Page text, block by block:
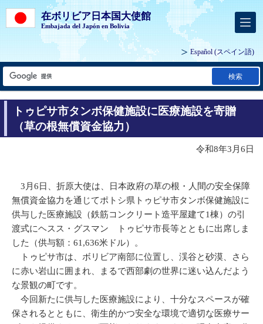
在ボリビア日本国大使館
Embajada del Japón en Bolivia
Español(スペイン語)
検索
トゥピサ市タンボ保健施設に医療施設を寄贈
（草の根無償資金協力）
令和8年3月6日
3月6日、折原大使は、日本政府の草の根・人間の安全保障
無償資金協力を通じてポトシ県トゥピサ市タンボ保健施設に
供与した医療施設（鉄筋コンクリート造平屋建て1棟）の引
渡式にヘスス・グスマン トゥピサ市長等とともに出席しま
した（供与額：61,636米ドル）。
トゥピサ市は、ボリビア南部に位置し、渓谷と砂漠、さら
に赤い岩山に囲まれ、まるで西部劇の世界に迷い込んだよう
な景観の町です。
今回新たに供与した医療施設により、十分なスペースが確
保されるとともに、衛生的かつ安全な環境で適切な医療サー